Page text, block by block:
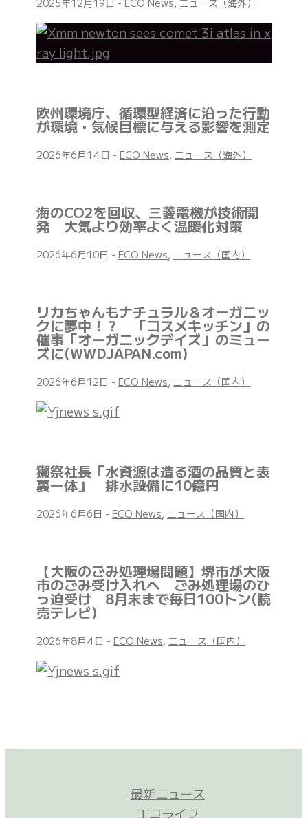
2025年12月19日 - ECO News, ニュース（海外）
欧州環境庁、循環型経済に沿った行動
が環境・気候目標に与える影響を測定
2026年6月14日 - ECO News, ニュース（海外）
海のCO2を回収、三菱電機が技術開
発 大気より効率よく温暖化対策
2026年6月10日 - ECO News, ニュース（国内）
リカちゃんもナチュラル＆オーガニッ
クに夢中！？ 「コスメキッチン」の
催事「オーガニックデイズ」のミュー
ズに(WWDJAPAN.com)
2026年6月12日 - ECO News, ニュース（国内）
獺祭社長「水資源は造る酒の品質と表
裏一体」 排水設備に10億円
2026年6月6日 - ECO News, ニュース（国内）
【大阪のごみ処理場問題】堺市が大阪
市のごみ受け入れへ ごみ処理場のひ
っ迫受け 8月末まで毎日100トン(読
売テレビ)
2026年8月4日 - ECO News, ニュース（国内）
最新ニュース
エコライフ